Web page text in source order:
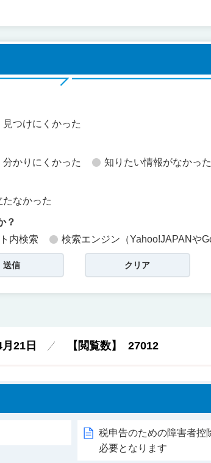
見つけにくかった
分かりにくかった 知りたい情報がなかった
たなかった
？
内検索 検索エンジン（Yahoo!JAPANや
21日 【閲覧数】 27012
税申告のための障害者控
必要となります